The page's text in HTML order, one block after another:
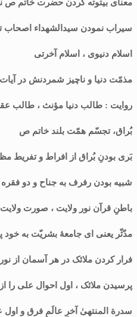
معنای بیتوته کردن حضرت خاتم ص
سیراب نمودن سیدالشهداء اصحاب
اسلام دنیوی ، اسلام آخرتی
مذمّت دنیا و ناچیز شمردنش در
روایت : طالب دنیا مؤنث ، طالب
بُراق، تجسّم همّت بلند خاتم ص
بَری بودنِ بُراق از افراط و تفریط
شبیه بودن رفرف به جناح و دو فقره
باطنِ قرآن نور ولایت ، صورت
مدّثّر یعنی ای جامعۀ بشریّت به خود
فرار کردن ملائک در هر آسمان از
پرسیدن ملائک ، اول احوال علی را
سدرة المنتهیٰ آخرِ عالَمِ فرق و